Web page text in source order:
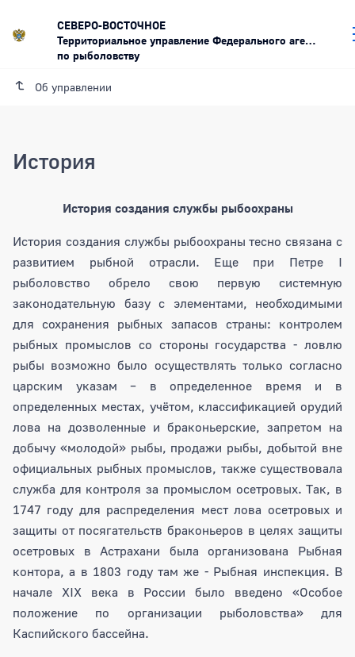
СЕВЕРО-ВОСТОЧНОЕ
Территориальное управление Федерального агентства
по рыболовству
Об управлении
История
История создания службы рыбоохраны
История создания службы рыбоохраны тесно связана с
развитием рыбной отрасли. Еще при Петре I
рыболовство обрело свою первую системную
законодательную базу с элементами, необходимыми
для сохранения рыбных запасов страны: контролем
рыбных промыслов со стороны государства - ловлю
рыбы возможно было осуществлять только согласно
царским указам – в определенное время и в
определенных местах, учётом, классификацией орудий
лова на дозволенные и браконьерские, запретом на
добычу «молодой» рыбы, продажи рыбы, добытой вне
официальных рыбных промыслов, также существовала
служба для контроля за промыслом осетровых. Так, в
1747 году для распределения мест лова осетровых и
защиты от посягательств браконьеров в целях защиты
осетровых в Астрахани была организована Рыбная
контора, а в 1803 году там же - Рыбная инспекция. В
начале XIX века в России было введено «Особое
положение по организации рыболовства» для
Каспийского бассейна.